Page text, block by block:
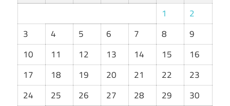
1
2
3
4 5 6 7 8
9
10
11 12 13 14 15
16
17
18 19 20 21 22
23
24
25 26 27 28 29
30